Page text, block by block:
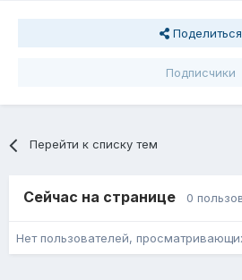
Поделиться
Подписчики
Перейти к списку тем
Сейчас на странице 0
Нет пользователей,